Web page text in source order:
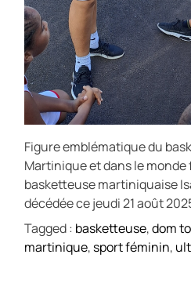
Figure emblématique du
Martinique et dans le
basketteuse martiniquaise
décédée ce jeudi 21 août
Tagged : basketteuse,dom
martinique, sport féminin,